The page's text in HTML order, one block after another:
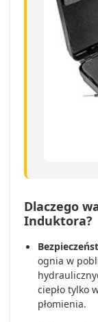
Dlaczego
Induktora?
ognia w
ciepło tylko
płomienia.